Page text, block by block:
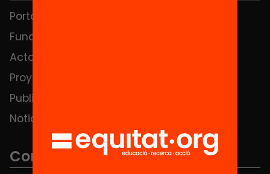
Portada
Fundación
Actos
Proyectos
Publicaciones y vídeos
Noticias
Contacto